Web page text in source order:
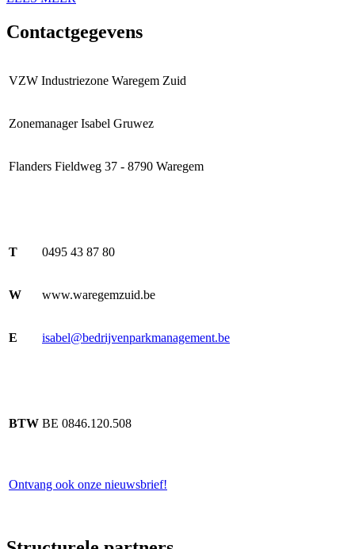
Contactgegevens
VZW Industriezone Waregem Zuid
Zonemanager Isabel Gruwez
Flanders Fieldweg 37 - 8790 Waregem
T 0495 43 87 80
W www.waregemzuid.be
E isabel@bedrijvenparkmanagement.be
BTW BE 0846.120.508
Ontvang ook onze nieuwsbrief!